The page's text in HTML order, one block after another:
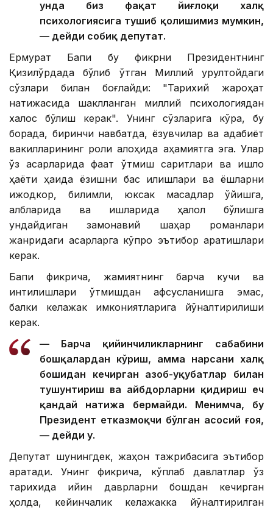
унда биз фақат йиғлоқи халқ
психологиясига тушиб қолишимиз мумкин,
— дейди собиқ депутат.
Ермурат Бапи бу фикрни Президентнинг
Қизилўрдада бўлиб ўтган Миллий қурултойдаги
сўзлари билан боғлайди: "Тарихий жароҳат
натижасида шаклланган миллий психологиядан
халос бўлиш керак". Унинг сўзларига кўра, бу
борада, биринчи навбатда, ёзувчилар ва адабиёт
вакилларининг роли алоҳида аҳамиятга эга. Улар
ўз асарларида фақат ўтмиш сарқитлари ва қишлоқ
ҳаёти ҳақида ёзишни бас қилишлари ва ёшларни
ижодкор, билимли, юксак мақсадлар қўйишга,
қалбларида ва ишларида ҳалол бўлишга
ундайдиган замонавий шаҳар романлари
жанридаги асарларга кўпроқ эътибор қаратишлари
керак.
Бапи фикрича, жамиятнинг барча кучи ва
интилишлари ўтмишдан афсусланишга эмас,
балки келажак имкониятларига йўналтирилиши
керак.
— Барча қийинчиликларнинг сабабини
бошқалардан кўриш, ҳамма нарсани халқ
бошидан кечирган азоб-уқубатлар билан
тушунтириш ва айбдорларни қидириш ҳеч
қандай натижа бермайди. Менимча, бу
Президент етказмоқчи бўлган асосий ғоя,
— дейди у.
Депутат шунингдек, жаҳон тажрибасига эътибор
қаратади. Унинг фикрича, кўплаб давлатлар ўз
тарихида қийин даврларни бошдан кечирган
ҳолда, кейинчалик келажакка йўналтирилган